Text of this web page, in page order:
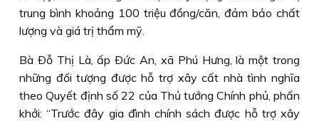
trung bình khoảng 100 triệu đồng/căn, đảm bảo chất
lượng và giá trị thẩm mỹ.
Bà Ðỗ Thị Là, ấp Ðức An, xã Phú Hưng, là một trong
những đối tượng được hỗ trợ xây cất nhà tình nghĩa
theo Quyết định số 22 của Thủ tướng Chính phủ, phấn
khởi: “Trước đây gia đình chính sách được hỗ trợ xây